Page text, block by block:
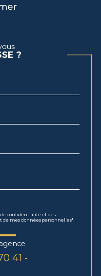
?
confidentialité et des
mes données personnelles*
41 -